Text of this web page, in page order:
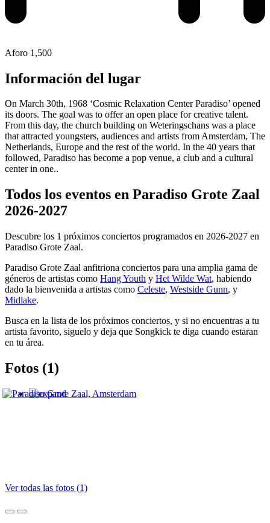
Aforo 1,500
Información del lugar
On March 30th, 1968 ‘Cosmic Relaxation Center Paradiso’ opened
its doors. The goal was to offer an open place for creative talent.
From this day, the church building on Weteringschans was a place
that attracted youngsters, audiences and artists from Amsterdam, The
Netherlands, Europe and the rest of the world. In the 40 years that
followed, Paradiso has become a pop venue, a club and a cultural
center in one..
Todos los eventos en Paradiso Grote Zaal
2026-2027
Descubre los 1 próximos conciertos programados en 2026-2027 en
Paradiso Grote Zaal.
Paradiso Grote Zaal anfitriona conciertos para una amplia gama de
géneros de artistas como Hang Youth y Het Wilde Wat, habiendo
dado la bienvenida a artistas como Celeste, Westside Gunn, y
Midlake.
Busca en la lista de los próximos conciertos, y si no encuentras a tu
artista favorito, siguelo y deja que Songkick te diga cuando estaran
en tu área.
Fotos (1)
Ver todas las fotos (1)